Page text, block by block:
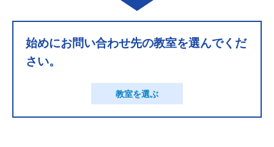
始めにお問い合わせ先の教室を選んでくだ
さい。
教室を選ぶ